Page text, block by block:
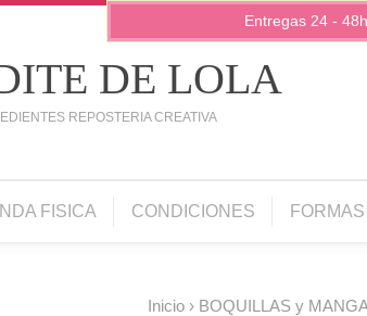
DE LOLA
REPOSTERIA CREATIVA
FISICA CONDICIONES
Inicio› BOQUILLAS y
Entregas 24 -